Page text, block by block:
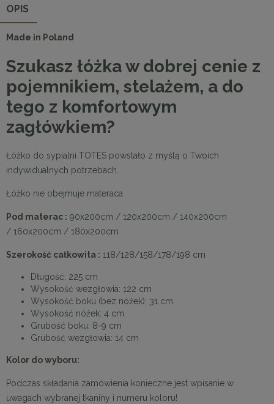
OPIS
Made in Poland
Szukasz łóżka w dobrej cenie z
pojemnikiem, stelażem, a do
tego z komfortowym
zagłówkiem?
Łóżko do sypialni TOTES powstało z myślą o Twoich
indywidualnych potrzebach.
Łóżko nie obejmuje materaca
Pod materac : 90x200cm / 120x200cm / 140x200cm
/ 160x200cm / 180x200cm
Szerokość całkowita : 118/128/158/178/198 cm
Długość: 225 cm
Wysokość wezgłowia: 122 cm
Wysokość boku (bez nóżek): 31 cm
Wysokość nóżek: 4 cm
Grubość boku: 8-9 cm
Grubość wezgłowia: 14 cm
Kolor do wyboru:
Podczas składania zamówienia konieczne jest wpisanie w
uwagach wybranej tkaniny i numeru koloru!